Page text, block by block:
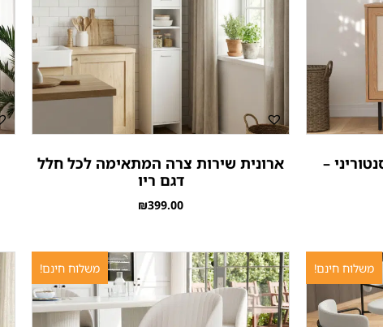
–
ארונית שירות צרה המתאימה לכל חלל
דגם ריו
₪399.00
משלוח חינם! משלוח חינם!